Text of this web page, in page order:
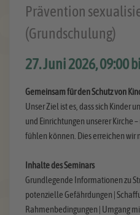
Prävention
(Grundschulung)
27. Juni 2026, 09:00
Gemeinsam für den Schutz von
Unser Ziel ist es, dass sich Kinder
und Einrichtungen unserer Kirche
fühlen können. Dies erreichen wir
Inhalte des Seminars
Grundlegende Informationen zu
potenzielle Gefährdungen |
Rahmenbedingungen | Umgang